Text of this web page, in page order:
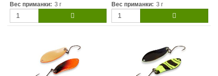
Вес приманки: 3 г Вес приманки: 3 г